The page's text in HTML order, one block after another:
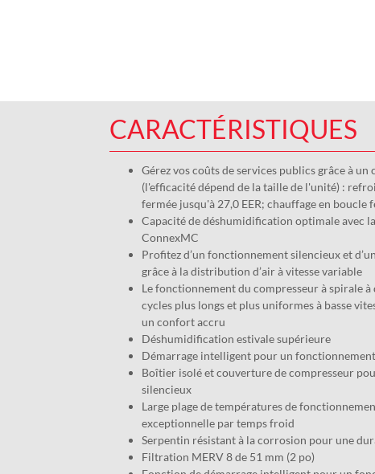
CARACTÉRISTIQUES
Gérez vos coûts de services publics grâce à
(l'efficacité dépend de la taille de l'unité) :
fermée jusqu'à 27,0 EER; chauffage en boucle
Capacité de déshumidification optimale avec
ConnexMC
Profitez d’un fonctionnement silencieux et
grâce à la distribution d’air à vitesse variable
Le fonctionnement du compresseur à spirale à
cycles plus longs et plus uniformes à basse
un confort accru
Déshumidification estivale supérieure
Démarrage intelligent pour un
Boîtier isolé et couverture de compresseur
silencieux
Large plage de températures de
exceptionnelle par temps froid
Serpentin résistant à la corrosion pour une
Filtration MERV 8 de 51 mm (2 po)